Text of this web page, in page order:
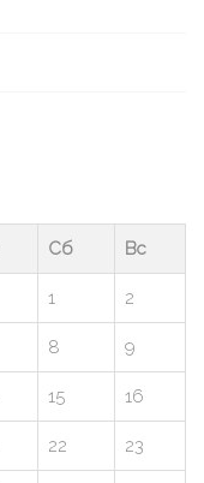
Сб Вс
1 2
8 9
15 16
22 23